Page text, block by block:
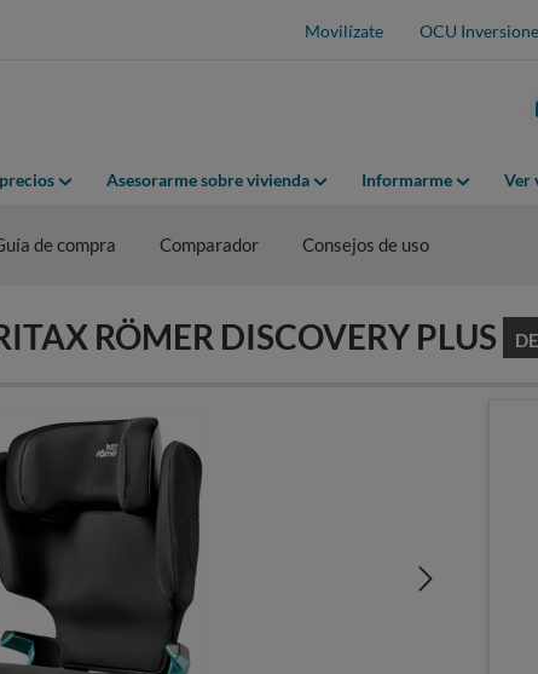
Movilízate OCU
Asesorarme sobre vivienda Informarme Ver
de compra Comparador Consejos de uso
RÖMER DISCOVERY PLUS